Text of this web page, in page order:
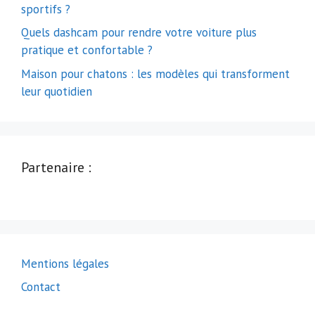
sportifs ?
Quels dashcam pour rendre votre voiture plus
pratique et confortable ?
Maison pour chatons : les modèles qui transforment
leur quotidien
Partenaire :
Mentions légales
Contact